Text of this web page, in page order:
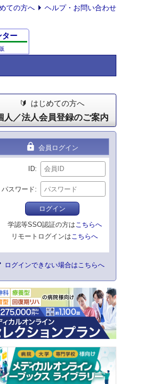
ての方へ ヘルプ・お問い合わせ
ター
はじめての方へ
人／法人会員登録のご案内
lock 会員ログイン
ID
パスワード
ログイン
学認等SSO認証の方はこちらへ
リモートログインはこちらへ
ログインできない場合はこちらへ